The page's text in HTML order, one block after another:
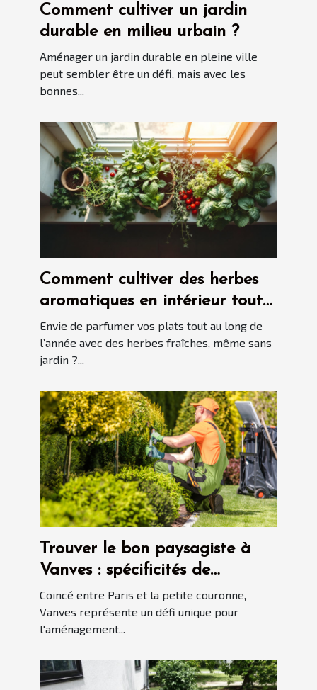
Comment cultiver un jardin
durable en milieu urbain ?
Aménager un jardin durable en pleine ville
peut sembler être un défi, mais avec les
bonnes...
Comment cultiver des herbes
aromatiques en intérieur toute
l'année ?
Envie de parfumer vos plats tout au long de
l’année avec des herbes fraîches, même sans
jardin ?...
Trouver le bon paysagiste à
Vanves : spécificités de
l'aménagement paysager en
proche banlieue
Coincé entre Paris et la petite couronne,
Vanves représente un défi unique pour
l'aménagement...